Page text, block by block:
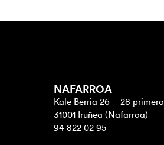
NAFARROA
Kale Berria 26 – 28 primero
31001 Iruñea (Nafarroa)
94 822 02 95